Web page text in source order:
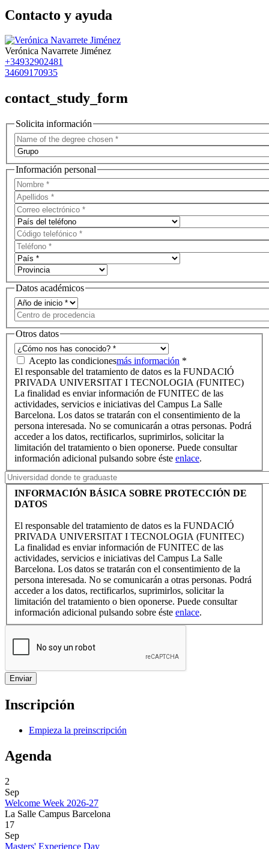
Contacto y ayuda
Verónica Navarrete Jiménez
+34932902481
34609170935
contact_study_form
Solicita información
Información personal
Datos académicos
Otros datos
Acepto las condicionesmás información *
El responsable del tratamiento de datos es la FUNDACIÓ
PRIVADA UNIVERSITAT I TECNOLOGIA (FUNITEC)
La finalidad es enviar información de FUNITEC de las
actividades, servicios e iniciativas del Campus La Salle
Barcelona. Los datos se tratarán con el consentimiento de la
persona interesada. No se comunicarán a otras personas. Podrá
acceder a los datos, rectificarlos, suprimirlos, solicitar la
limitación del tratamiento o bien oponerse. Puede consultar
información adicional pulsando sobre éste enlace.
INFORMACIÓN BÁSICA SOBRE PROTECCIÓN DE
DATOS
El responsable del tratamiento de datos es la FUNDACIÓ
PRIVADA UNIVERSITAT I TECNOLOGIA (FUNITEC)
La finalidad es enviar información de FUNITEC de las
actividades, servicios e iniciativas del Campus La Salle
Barcelona. Los datos se tratarán con el consentimiento de la
persona interesada. No se comunicarán a otras personas. Podrá
acceder a los datos, rectificarlos, suprimirlos, solicitar la
limitación del tratamiento o bien oponerse. Puede consultar
información adicional pulsando sobre éste enlace.
Inscripción
Empieza la preinscripción
Agenda
2
Sep
Welcome Week 2026-27
La Salle Campus Barcelona
17
Sep
Masters' Experience Day